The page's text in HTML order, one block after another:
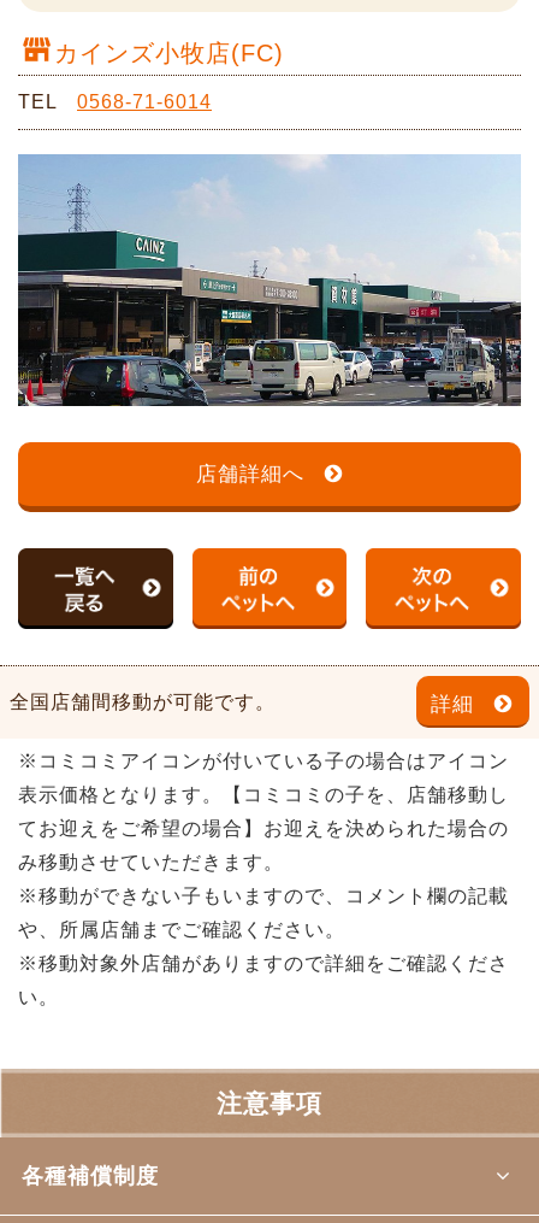
カインズ小牧店(FC)
TEL 0568-71-6014
店舗詳細へ
全国店舗間移動が可能です。 詳細
※コミコミアイコンが付いている子の場合はアイコン
表示価格となります。【コミコミの子を、店舗移動し
てお迎えをご希望の場合】お迎えを決められた場合の
み移動させていただきます。
※移動ができない子もいますので、コメント欄の記載
や、所属店舗までご確認ください。
※移動対象外店舗がありますので詳細をご確認くださ
い。
注意事項
各種補償制度